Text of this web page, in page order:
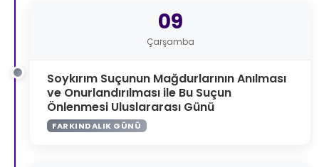
09
Çarşamba
Soykırım Suçunun Mağdurlarının Anılması
ve Onurlandırılması ile Bu Suçun
Önlenmesi Uluslararası Günü
FARKINDALIK GÜNÜ